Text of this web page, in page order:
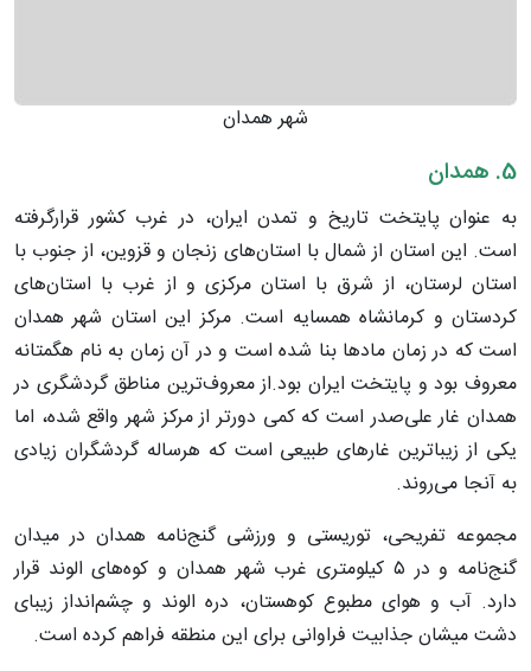
شهر همدان
5. همدان
به عنوان پایتخت تاریخ و تمدن ایران، در غرب کشور قرارگرفته
است. این استان از شمال با استان‌های زنجان و قزوین، از جنوب با
استان لرستان، از شرق با استان مرکزی و از غرب با استان‌های
کردستان و کرمانشاه همسایه است. مرکز این استان شهر همدان
است که در زمان ماد‌ها بنا شده است و در آن زمان به نام هگمتانه
معروف بود و پایتخت ایران بود.از معروف‌ترین مناطق گردشگری در
همدان غار علی‌صدر است که کمی دورتر از مرکز شهر واقع شده، اما
یکی از زیباترین غار‌های طبیعی است که هرساله گردشگران زیادی
به آنجا می‌روند.
مجموعه تفریحی، توریستی و ورزشی گنج‌نامه همدان در میدان
گنج‌نامه و در ۵ کیلومتری غرب شهر همدان و کوه‌های الوند قرار
دارد. آب و هوای مطبوع کوهستان، دره الوند و چشم‌انداز زیبای
دشت میشان جذابیت فراوانی برای این منطقه فراهم کرده است.